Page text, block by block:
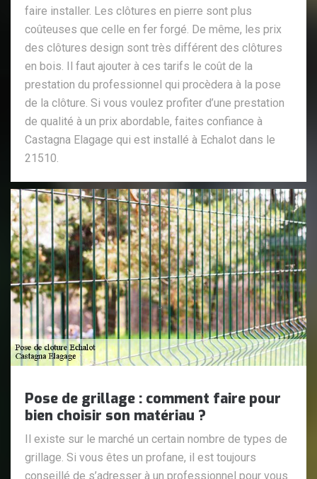
faire installer. Les clôtures en pierre sont plus
coûteuses que celle en fer forgé. De même, les prix
des clôtures design sont très différent des clôtures
en bois. Il faut ajouter à ces tarifs le coût de la
prestation du professionnel qui procèdera à la pose
de la clôture. Si vous voulez profiter d’une prestation
de qualité à un prix abordable, faites confiance à
Castagna Elagage qui est installé à Echalot dans le
21510.
Pose de grillage : comment faire pour
bien choisir son matériau ?
Il existe sur le marché un certain nombre de types de
grillage. Si vous êtes un profane, il est toujours
conseillé de s’adresser à un professionnel pour vous